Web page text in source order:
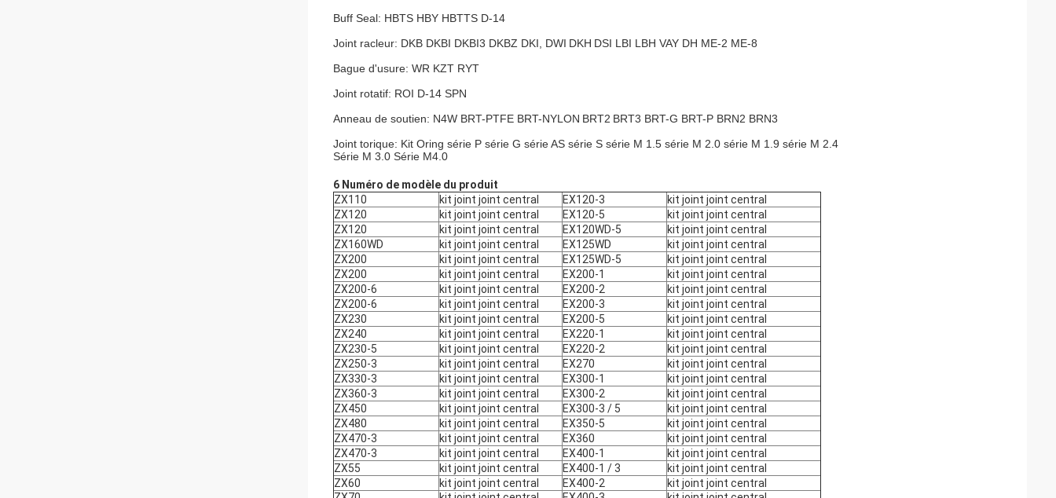
Buff Seal: HBTS HBY HBTTS D-14
Joint racleur: DKB DKBI DKBI3 DKBZ DKI, DWI DKH DSI LBI LBH VAY DH ME-2 ME-8
Bague d'usure: WR KZT RYT
Joint rotatif: ROI D-14 SPN
Anneau de soutien: N4W BRT-PTFE BRT-NYLON BRT2 BRT3 BRT-G BRT-P BRN2 BRN3
Joint torique: Kit Oring série P série G série AS série S série M 1.5 série M 2.0 série M 1.9 série M 2.4
Série M 3.0 Série M4.0
6 Numéro de modèle du produit
ZX110
kit joint joint central EX120-3
kit joint joint central
ZX120
kit joint joint central EX120-5
kit joint joint central
ZX120
kit joint joint central EX120WD-5
kit joint joint central
ZX160WD
kit joint joint central EX125WD
kit joint joint central
ZX200
kit joint joint central EX125WD-5
kit joint joint central
ZX200
kit joint joint central EX200-1
kit joint joint central
ZX200-6
kit joint joint central EX200-2
kit joint joint central
ZX200-6
kit joint joint central EX200-3
kit joint joint central
ZX230
kit joint joint central EX200-5
kit joint joint central
ZX240
kit joint joint central EX220-1
kit joint joint central
ZX230-5
kit joint joint central EX220-2
kit joint joint central
ZX250-3
kit joint joint central EX270
kit joint joint central
ZX330-3
kit joint joint central EX300-1
kit joint joint central
ZX360-3
kit joint joint central EX300-2
kit joint joint central
ZX450
kit joint joint central EX300-3 / 5
kit joint joint central
ZX480
kit joint joint central EX350-5
kit joint joint central
ZX470-3
kit joint joint central EX360
kit joint joint central
ZX470-3
kit joint joint central EX400-1
kit joint joint central
ZX55
kit joint joint central EX400-1 / 3
kit joint joint central
ZX60
kit joint joint central EX400-2
kit joint joint central